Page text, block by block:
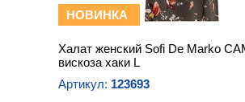
НОВИНКА
Халат женский Sofi De Marko
вискоза хаки L
Артикул: 123693